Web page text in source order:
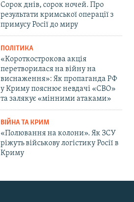
Сорок днів, сорок ночей. Про
результати кримської операції з
примусу Росії до миру
ПОЛІТИКА
«Короткострокова акція
перетворилася на війну на
виснаження»: Як пропаганда РФ
у Криму пояснює невдачі «СВО»
та залякує «мінними атаками»
ВІЙНА ТА КРИМ
«Полювання на колони». Як ЗСУ
ріжуть військову логістику Росії в
Криму